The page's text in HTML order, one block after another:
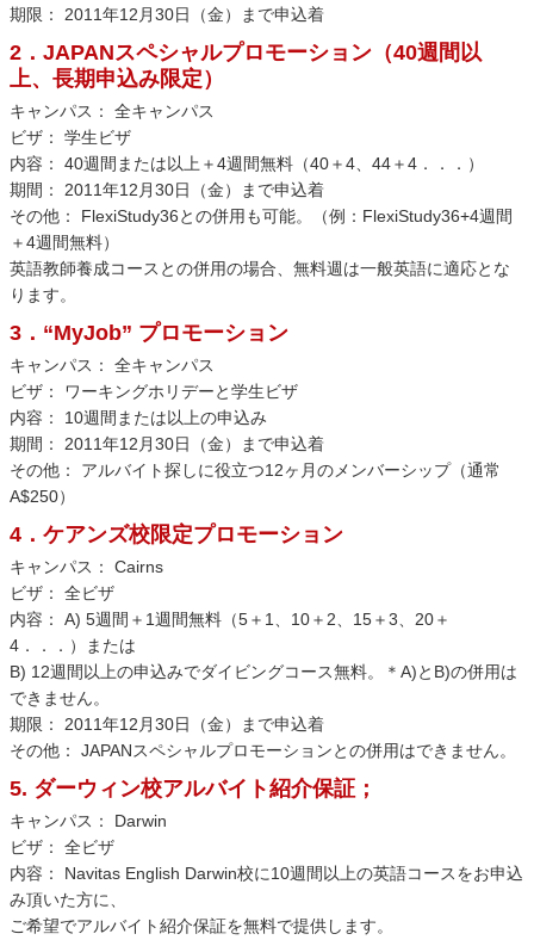
期限： 2011年12月30日（金）まで申込着
2．JAPANスペシャルプロモーション（40週間以
上、長期申込み限定）
キャンパス： 全キャンパス
ビザ： 学生ビザ
内容： 40週間または以上＋4週間無料（40＋4、44＋4．．．）
期間： 2011年12月30日（金）まで申込着
その他： FlexiStudy36との併用も可能。（例：FlexiStudy36+4週間
＋4週間無料）
英語教師養成コースとの併用の場合、無料週は一般英語に適応とな
ります。
3．“MyJob” プロモーション
キャンパス： 全キャンパス
ビザ： ワーキングホリデーと学生ビザ
内容： 10週間または以上の申込み
期間： 2011年12月30日（金）まで申込着
その他： アルバイト探しに役立つ12ヶ月のメンバーシップ（通常
A$250）
4．ケアンズ校限定プロモーション
キャンパス： Cairns
ビザ： 全ビザ
内容： A) 5週間＋1週間無料（5＋1、10＋2、15＋3、20＋
4．．．）または
B) 12週間以上の申込みでダイビングコース無料。＊A)とB)の併用は
できません。
期限： 2011年12月30日（金）まで申込着
その他： JAPANスペシャルプロモーションとの併用はできません。
5. ダーウィン校アルバイト紹介保証；
キャンパス： Darwin
ビザ： 全ビザ
内容： Navitas English Darwin校に10週間以上の英語コースをお申込
み頂いた方に、
ご希望でアルバイト紹介保証を無料で提供します。